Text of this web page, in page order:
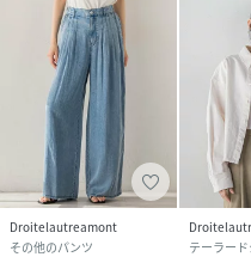
Droitelautreamont
その他のパンツ